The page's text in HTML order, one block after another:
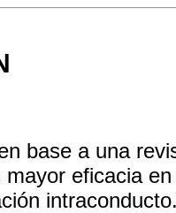
base a una
mayor eficacia